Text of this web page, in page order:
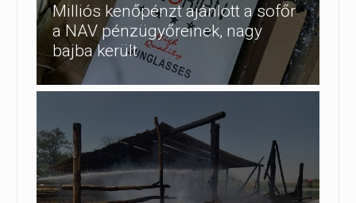
Milliós kenőpénzt ajánlott a sofőr
a NAV pénzügyőreinek, nagy
bajba került